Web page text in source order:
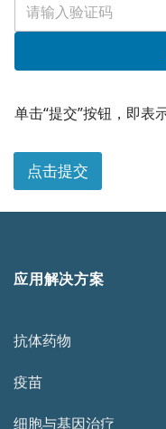
单击“提交”按钮，即表
点击提交
应用解决方案
抗体药物
疫苗
细胞与基因治疗